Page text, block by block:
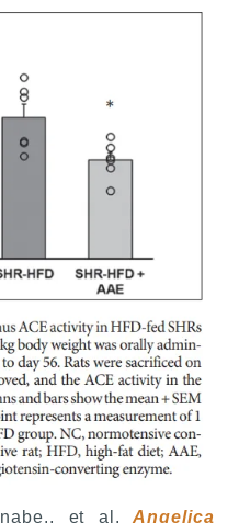
et al. Angelica